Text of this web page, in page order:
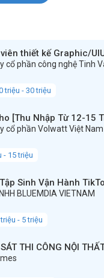
thiết kế Graphic/
cổ phần công nghệ Tinh
triệu - 30 triệu
[Thu Nhập Từ 12-15
cổ phần Volwatt Việt Nam
- 15 triệu
Sinh Vận Hành
BLUEMDIA VIETNAM
- 5 triệu
THI CÔNG NỘI